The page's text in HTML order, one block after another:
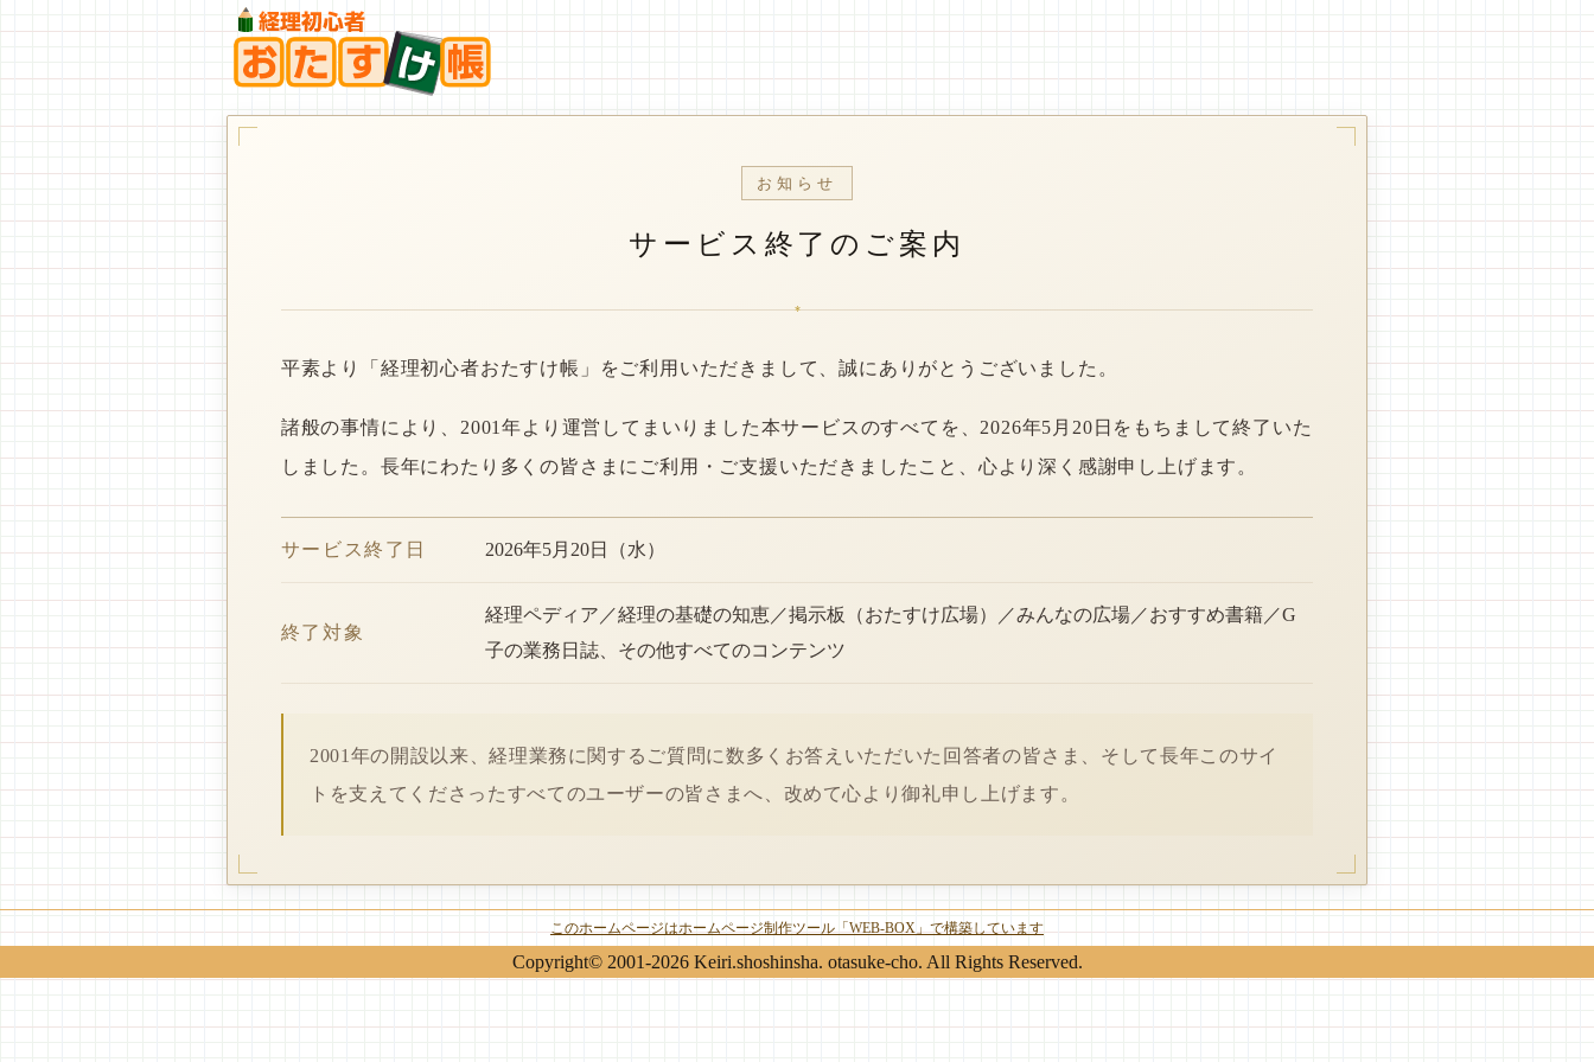
お知らせ
サービス終了のご案内
*
平素より「経理初心者おたすけ帳」をご利用いただきまして、誠にありがとうございました。
諸般の事情により、2001年より運営してまいりました本サービスのすべてを、2026年5月20日をもちまして終了いた
しました。長年にわたり多くの皆さまにご利用・ご支援いただきましたこと、心より深く感謝申し上げます。
サービス終了日 2026年5月20日（水）
終了対象
経理ペディア／経理の基礎の知恵／掲示板（おたすけ広場）／みんなの広場／おすすめ書籍／G
子の業務日誌、その他すべてのコンテンツ
2001年の開設以来、経理業務に関するご質問に数多くお答えいただいた回答者の皆さま、そして長年このサイ
トを支えてくださったすべてのユーザーの皆さまへ、改めて心より御礼申し上げます。
このホームページはホームページ制作ツール「WEB-BOX」で構築しています
Copyright© 2001-2026 Keiri.shoshinsha. otasuke-cho. All Rights Reserved.